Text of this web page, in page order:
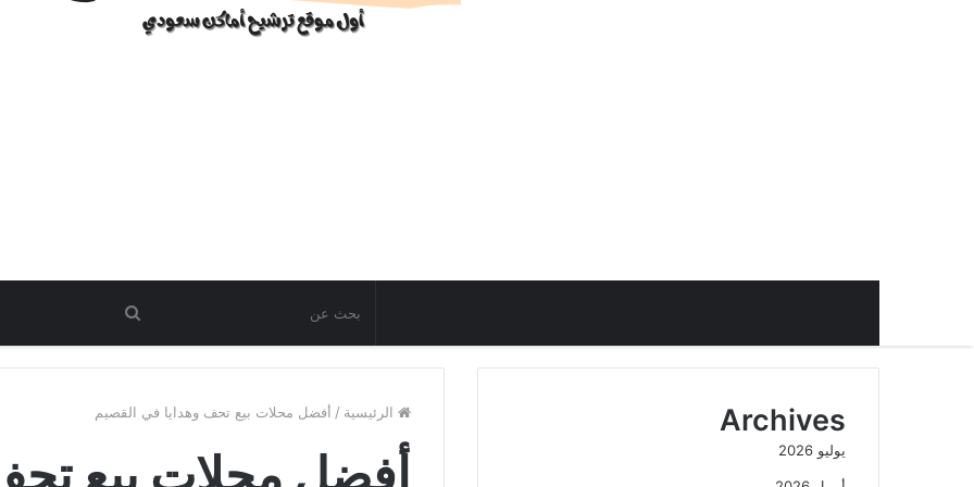
الرئيسية / أفضل محلات بيع تحف وهدايا في القصيم
أفضل محلات بيع
Archives
يوليو 2026